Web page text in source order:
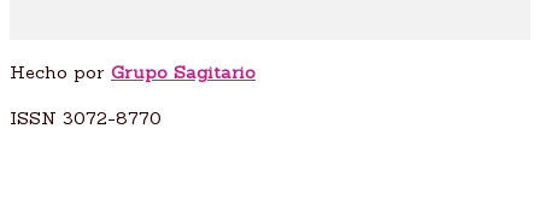
Hecho por Grupo Sagitario
ISSN 3072-8770